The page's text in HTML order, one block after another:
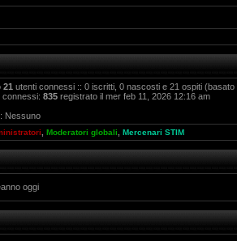
21 utenti connessi :: 0 iscritti, 0 nascosti e 21 ospiti (basato
connessi: 835 registrato il mer feb 11, 2026 12:16 am
Nessuno
Moderatori globali Mercenari STIM
oggi